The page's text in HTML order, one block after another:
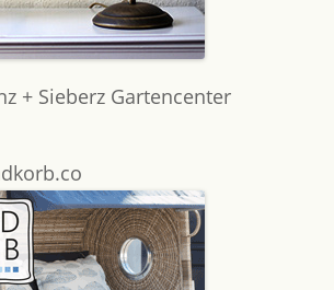
+ Sieberz Gartencenter